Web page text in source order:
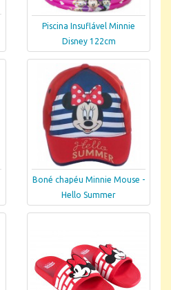
Piscina Insuflável Minnie
Disney 122cm
Boné chapéu Minnie Mouse -
Hello Summer